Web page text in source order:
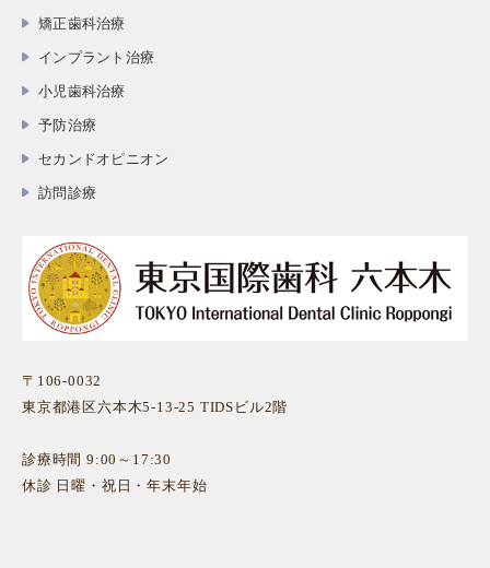
矯正歯科治療
インプラント治療
小児歯科治療
予防治療
セカンドオピニオン
訪問診療
〒106-0032
東京都港区六本木5-13-25 TIDSビル2階
診療時間 9:00～17:30
休診 日曜・祝日・年末年始